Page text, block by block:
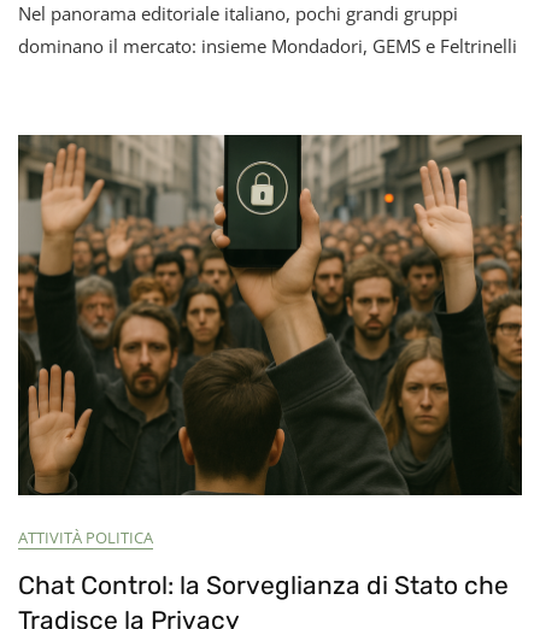
Non
Legge?
Piccoli
Editori
E
I
Lettori
Nel panorama editoriale italiano, pochi grandi gruppi
dominano il mercato: insieme Mondadori, GEMS e Feltrinelli
ATTIVITÀ POLITICA
Chat Control: la Sorveglianza di Stato che
Tradisce la Privacy